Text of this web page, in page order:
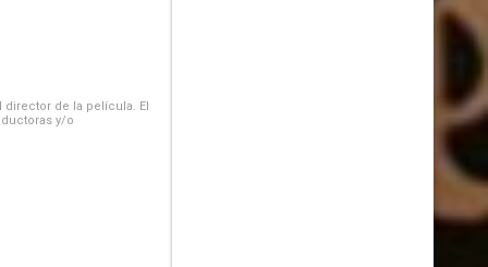
de la película. El
y/o